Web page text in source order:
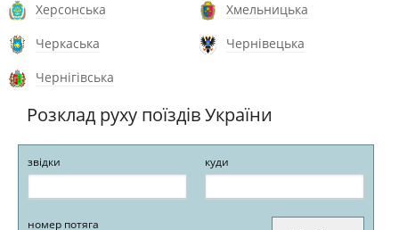
Херсонська
Хмельницька
Черкаська
Чернівецька
Чернігівська
Розклад руху поїздів України
звідки куди
номер потяга